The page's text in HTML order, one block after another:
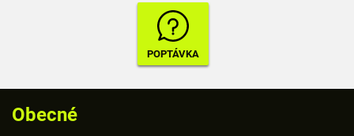
Obecné